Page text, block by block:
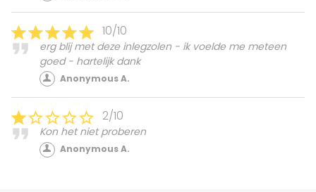
10/10
erg blij met deze inlegzolen - ik voelde me meteen
goed - hartelijk dank
Anonymous A.
2/10
Kon het niet proberen
Anonymous A.